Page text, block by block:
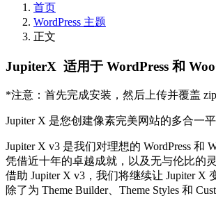
首页
WordPress 主题
正文
JupiterX 适用于 WordPress 和
*注意：首先完成安装，然后上传并覆盖
Jupiter X 是您创建像素完美网站的多合一
Jupiter X v3 是我们对理想的 WordPress 和
凭借近十年的卓越成就，以及无与伦比的
借助 Jupiter X v3，我们将继续让 Jupiter X
除了为 Theme Builder、Theme Styles 和